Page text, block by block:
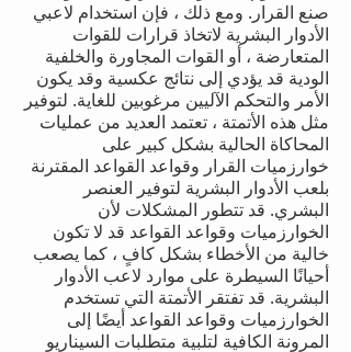
صنع القرار. ومع ذلك ، فإن استخدام لاعبي
الأدوار البشرية لاتخاذ قرارات للقوات
المتعارضة ، أو القوات المجاورة والخلفية
الودية قد يؤدي إلى نتائج عكسية وقد يكون
الأمر والتحكم الآليين مرغوبين للغاية. لتوفير
مثل هذه الأتمتة ، تعتمد العديد من عمليات
المحاكاة الحالية بشكل كبير على
خوارزميات القرار وقواعد القواعد المقترنة
بلعب الأدوار البشرية لتوفير العنصر
البشري. قد تتطور المشكلات لأن
الخوارزميات وقواعد القواعد قد لا تكون
خالية من الأخطاء بشكل كافٍ ، كما يصعب
أحيانًا السيطرة على موارد لاعب الأدوار
البشرية. قد تفتقر الأتمتة التي تستخدم
الخوارزميات وقواعد القواعد أيضًا إلى
المرونة الكافية لتلبية متطلبات السيناريو